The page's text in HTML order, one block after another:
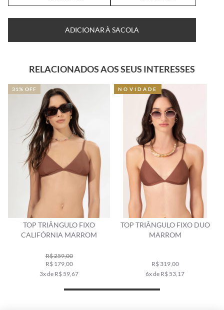
ADICIONAR À SACOLA
RELACIONADOS AOS SEUS INTERESSES
TOP TRIÂNGULO FIXO
CALIFÓRNIA MARROM
R$ 259,00
R$ 179,00
3x de R$ 59,67
31% OFF
TOP TRIÂNGULO FIXO DUO
MARROM
R$ 319,00
6x de R$ 53,17
NOVIDADE